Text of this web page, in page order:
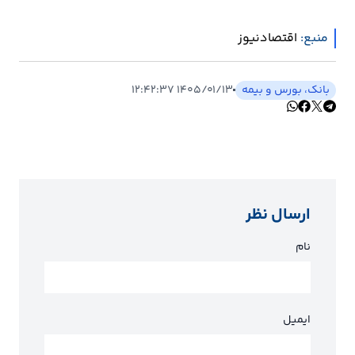
منبع: اقتصادنیوز
بانک، بورس و بیمه ۱۴۰۵/۰۱/۱۳ ۱۲:۴۲:۳۷
ارسال نظر
نام
ایمیل